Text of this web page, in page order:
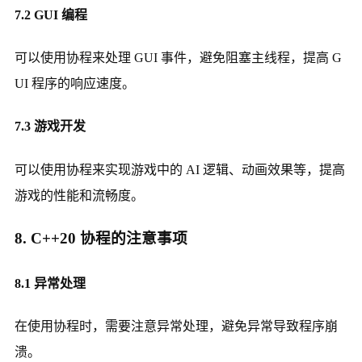
7.2 GUI 编程
可以使用协程来处理 GUI 事件，避免阻塞主线程，提高 G
UI 程序的响应速度。
7.3 游戏开发
可以使用协程来实现游戏中的 AI 逻辑、动画效果等，提高
游戏的性能和流畅度。
8. C++20 协程的注意事项
8.1 异常处理
在使用协程时，需要注意异常处理，避免异常导致程序崩
溃。